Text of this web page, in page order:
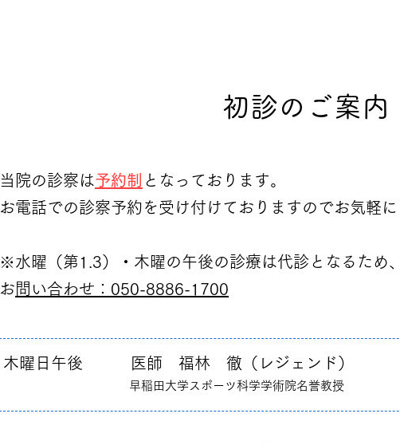
​初診のご案内
​当院の診察は予約制 となっております。
お電話での診察予約を受け付けておりますのでお気軽に
※ 水曜（第1.3）・木曜の午後の診療は代診となるため
​ お問い合わせ：050-8886-1700
木曜日午後 医師 福林 徹（レジェンド） 専
早稲田大学スポーツ科学学術院名誉教授